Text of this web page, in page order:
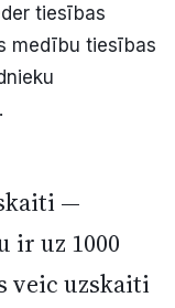
tiesības
medību tiesības
—
ir uz 1000
veic uzskaiti